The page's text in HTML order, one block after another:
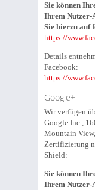
Sie können
Ihrem Nutzer-
Sie hierzu auf
https://
Details
Facebook:
https://
Google+
Wir verfügen
Google Inc.,
Mountain
Zertifizierung
Shield:
Sie können
Ihrem Nutzer-